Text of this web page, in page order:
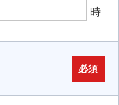
時
必須